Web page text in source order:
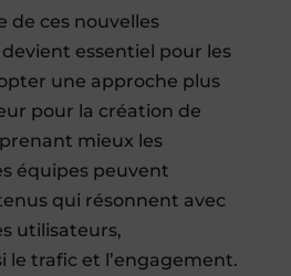
de ces nouvelles
essentiel pour les
une approche plus
pour la création de
mieux les
équipes peuvent
qui résonnent avec
utilisateurs,
le trafic et l’engagement.